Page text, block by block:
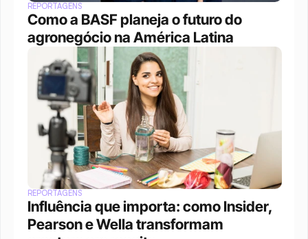
REPORTAGENS
Como a BASF planeja o futuro do
agronegócio na América Latina
REPORTAGENS
Influência que importa: como Insider,
Pearson e Wella transformam